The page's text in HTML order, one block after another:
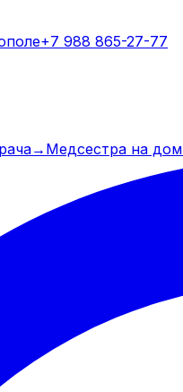
+7 988 865-27-77
→ Медсестра на дом